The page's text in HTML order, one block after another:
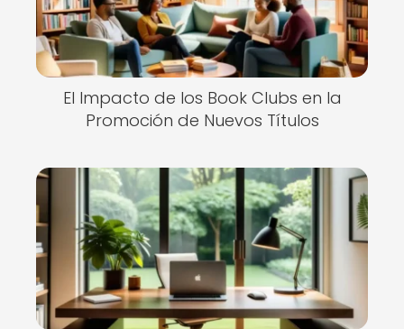
El Impacto de los Book Clubs en la
Promoción de Nuevos Títulos